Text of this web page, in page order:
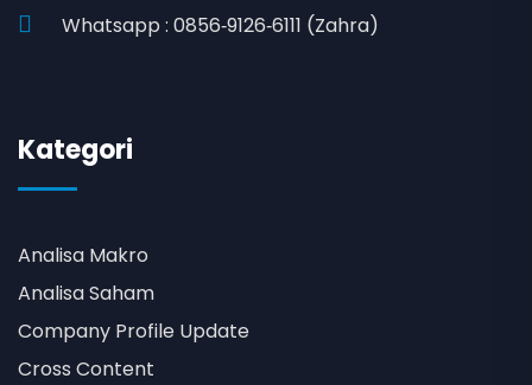
Whatsapp : 0856‑9126‑6111 (Zahra)
Kategori
Analisa Makro
Analisa Saham
Company Profile Update
Cross Content